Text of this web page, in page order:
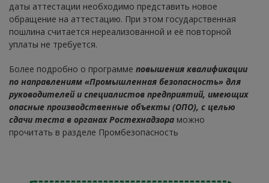
даты аттестации необходимо представить новое
обращение на аттестацию. При этом государственная
пошлина считается нереализованной и её повторной
уплаты не требуется.
Более подробно о программе повышения квалификации
по направлениям «Промышленная безопасность» для
руководителей и специалистов предприятий, имеющих
опасные производственные объекты (ОПО), с целью
сдачи теста в органах Ростехнадзора можно
прочитать в разделе Промбезопасность